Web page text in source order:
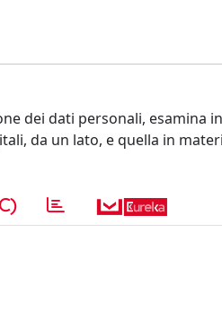
dei dati personali, esamina
da un lato, e quella in